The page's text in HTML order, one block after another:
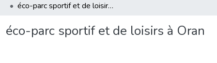
éco-parc sportif et de loisirs à Oran
éco-parc sportif et de loisirs à Oran